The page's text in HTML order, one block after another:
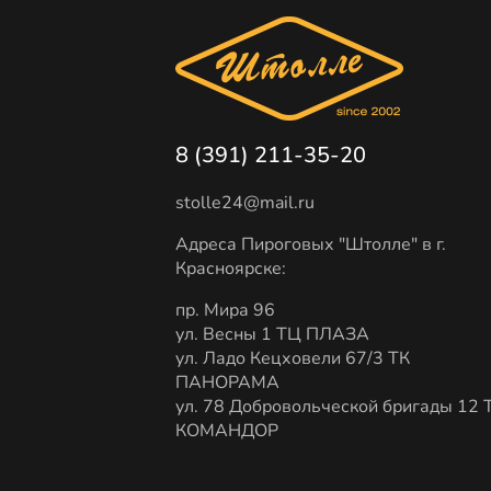
8 (391) 211-35-20
stolle24@mail.ru
Адреса Пироговых "Штолле" в г.
Красноярске:
пр. Мира 96
ул. Весны 1 ТЦ ПЛАЗА
ул. Ладо Кецховели 67/3 ТК
ПАНОРАМА
ул. 78 Добровольческой бригады 12
КОМАНДОР